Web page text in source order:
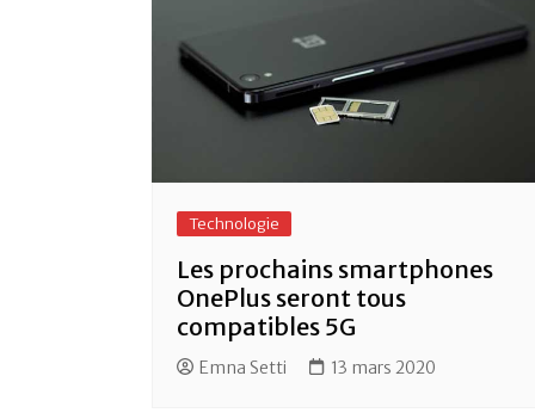
Technologie
Les prochains smartphones
OnePlus seront tous
compatibles 5G
Emna Setti 13 mars 2020